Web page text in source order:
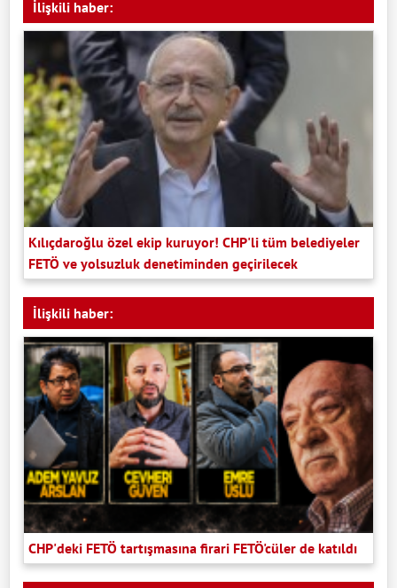
İlişkili haber:
Kılıçdaroğlu özel ekip kuruyor! CHP'li tüm belediyeler
FETÖ ve yolsuzluk denetiminden geçirilecek
İlişkili haber:
CHP'deki FETÖ tartışmasına firari FETÖ'cüler de katıldı